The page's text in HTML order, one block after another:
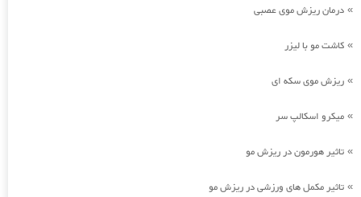
» درمان ریزش موی عصبی
» کاشت مو با لیزر
» ریزش موی سکه ای
» میکرو اسکالپ سر
» تاثیر هورمون در ریزش مو
» تاثیر مکمل های ورزشی در ریزش مو